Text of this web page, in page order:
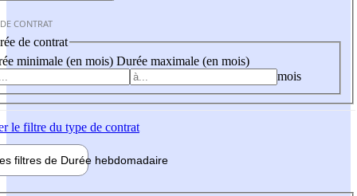
CONTRAT
de contrat
minimale (en mois) Durée maximale (en mois)
mois
le filtre du type de contrat
filtres de Durée hebdomadaire